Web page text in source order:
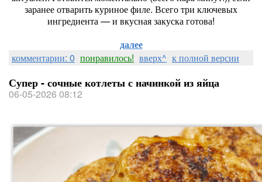
заранее отварить куриное филе. Всего три ключевых
ингредиента — и вкусная закуска готова!
далее
комментарии: 0 понравилось! вверх^ к полной версии
Супер - сочные котлеты с начинкой из яйца
06-05-2026 08:12